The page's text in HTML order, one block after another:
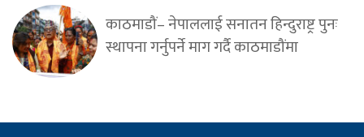
काठमाडौं– नेपाललाई सनातन हिन्दुराष्ट्र पुनः
स्थापना गर्नुपर्ने माग गर्दै काठमाडौंमा